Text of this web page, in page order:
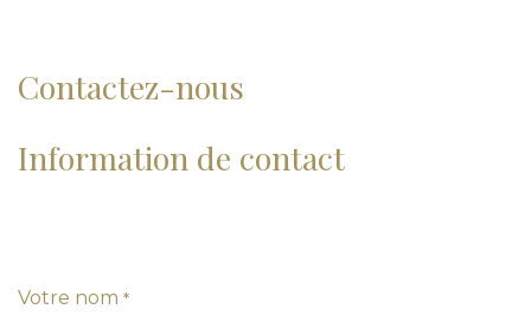
Contactez-nous
Information de contact
Votre nom *